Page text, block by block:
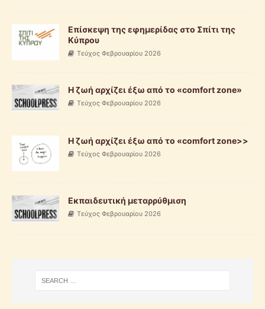
Επίσκεψη της εφημερίδας στο Σπίτι της
Κύπρου
Τεύχος Φεβρουαρίου 2026
Η ζωή αρχίζει έξω από το «comfort zone»
Τεύχος Φεβρουαρίου 2026
Η ζωή αρχίζει έξω από το «comfort zone>>
Τεύχος Φεβρουαρίου 2026
Εκπαιδευτική μεταρρύθμιση
Τεύχος Φεβρουαρίου 2026